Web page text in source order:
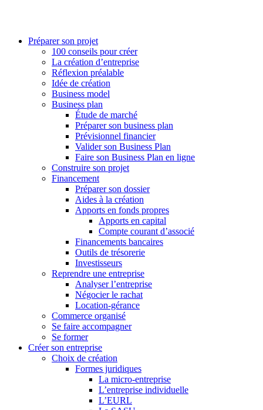
Préparer son projet
100 conseils pour créer
La création d’entreprise
Réflexion préalable
Idée de création
Business model
Business plan
Étude de marché
Préparer son business plan
Prévisionnel financier
Valider son Business Plan
Faire son Business Plan en ligne
Construire son projet
Financement
Préparer son dossier
Aides à la création
Apports en fonds propres
Apports en capital
Compte courant d’associé
Financements bancaires
Outils de trésorerie
Investisseurs
Reprendre une entreprise
Analyser l’entreprise
Négocier le rachat
Location-gérance
Commerce organisé
Se faire accompagner
Se former
Créer son entreprise
Choix de création
Formes juridiques
La micro-entreprise
L’entreprise individuelle
L’EURL